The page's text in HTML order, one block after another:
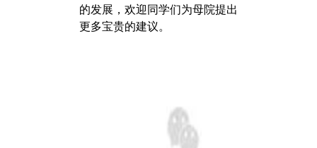
的发展，欢迎同学们为母院提出
更多宝贵的建议。